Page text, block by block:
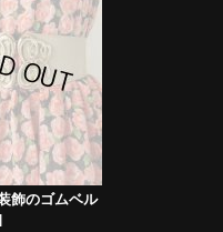
飾のゴムベル